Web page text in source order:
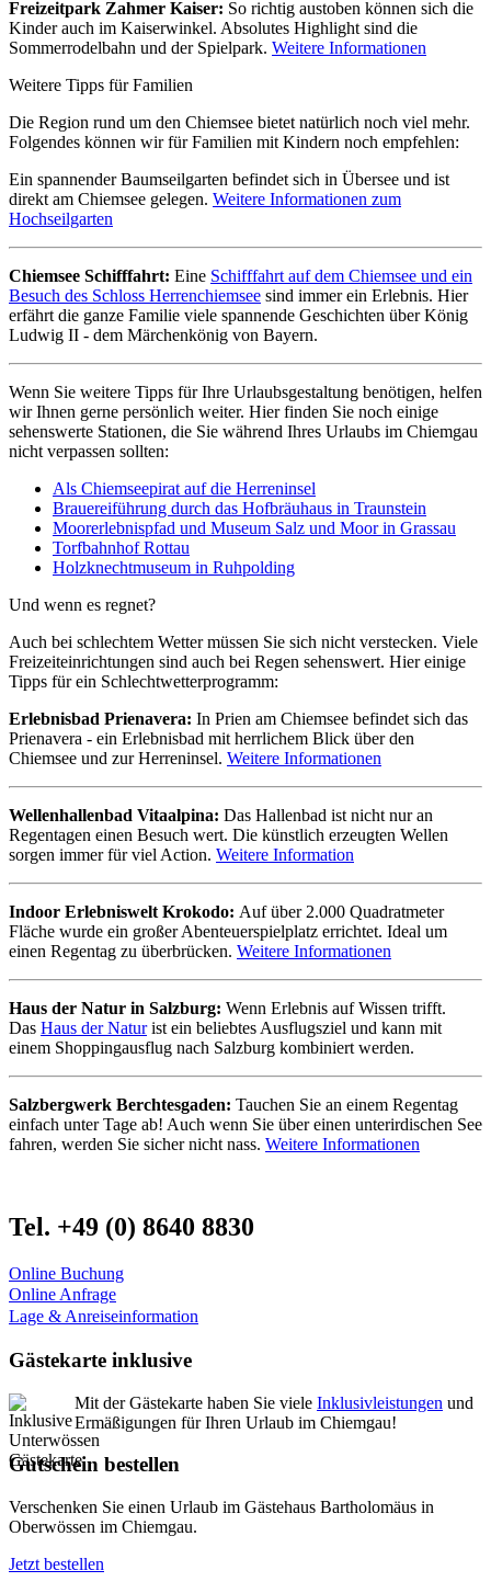
Freizeitpark Zahmer Kaiser: So richtig austoben können sich die
Kinder auch im Kaiserwinkel. Absolutes Highlight sind die
Sommerrodelbahn und der Spielpark. Weitere Informationen
Weitere Tipps für Familien
Die Region rund um den Chiemsee bietet natürlich noch viel mehr.
Folgendes können wir für Familien mit Kindern noch empfehlen:
Ein spannender Baumseilgarten befindet sich in Übersee und ist
direkt am Chiemsee gelegen. Weitere Informationen zum
Hochseilgarten
Chiemsee Schifffahrt: Eine Schifffahrt auf dem Chiemsee und ein
Besuch des Schloss Herrenchiemsee sind immer ein Erlebnis. Hier
erfährt die ganze Familie viele spannende Geschichten über König
Ludwig II - dem Märchenkönig von Bayern.
Wenn Sie weitere Tipps für Ihre Urlaubsgestaltung benötigen, helfen
wir Ihnen gerne persönlich weiter. Hier finden Sie noch einige
sehenswerte Stationen, die Sie während Ihres Urlaubs im Chiemgau
nicht verpassen sollten:
Als Chiemseepirat auf die Herreninsel
Brauereiführung durch das Hofbräuhaus in Traunstein
Moorerlebnispfad und Museum Salz und Moor in Grassau
Torfbahnhof Rottau
Holzknechtmuseum in Ruhpolding
Und wenn es regnet?
Auch bei schlechtem Wetter müssen Sie sich nicht verstecken. Viele
Freizeiteinrichtungen sind auch bei Regen sehenswert. Hier einige
Tipps für ein Schlechtwetterprogramm:
Erlebnisbad Prienavera: In Prien am Chiemsee befindet sich das
Prienavera - ein Erlebnisbad mit herrlichem Blick über den
Chiemsee und zur Herreninsel. Weitere Informationen
Wellenhallenbad Vitaalpina: Das Hallenbad ist nicht nur an
Regentagen einen Besuch wert. Die künstlich erzeugten Wellen
sorgen immer für viel Action. Weitere Information
Indoor Erlebniswelt Krokodo: Auf über 2.000 Quadratmeter
Fläche wurde ein großer Abenteuerspielplatz errichtet. Ideal um
einen Regentag zu überbrücken. Weitere Informationen
Haus der Natur in Salzburg: Wenn Erlebnis auf Wissen trifft.
Das Haus der Naturist ein beliebtes Ausflugsziel und kann mit
einem Shoppingausflug nach Salzburg kombiniert werden.
Salzbergwerk Berchtesgaden: Tauchen Sie an einem Regentag
einfach unter Tage ab! Auch wenn Sie über einen unterirdischen See
fahren, werden Sie sicher nicht nass. Weitere Informationen
Tel. +49 (0) 8640 8830
Online Buchung
Online Anfrage
Lage & Anreiseinformation
Gästekarte inklusive
Mit der Gästekarte haben Sie viele Inklusivleistungen und
Ermäßigungen für Ihren Urlaub im Chiemgau!
Gutschein bestellen
Verschenken Sie einen Urlaub im Gästehaus Bartholomäus in
Oberwössen im Chiemgau.
Jetzt bestellen